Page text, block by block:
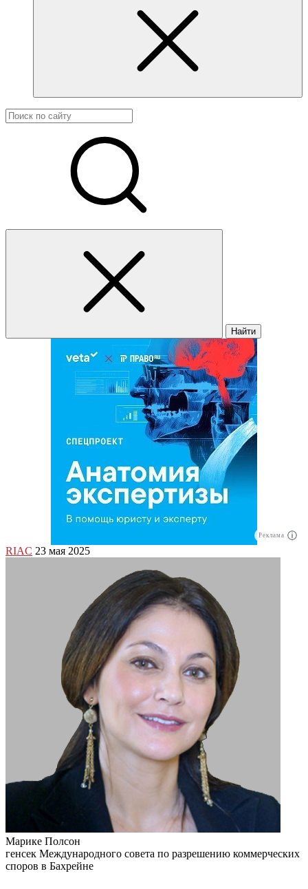
Найти
Реклама
RIAC 23 мая 2025
Марике Полсон
генсек Международного совета по разрешению коммерческих
споров в Бахрейне